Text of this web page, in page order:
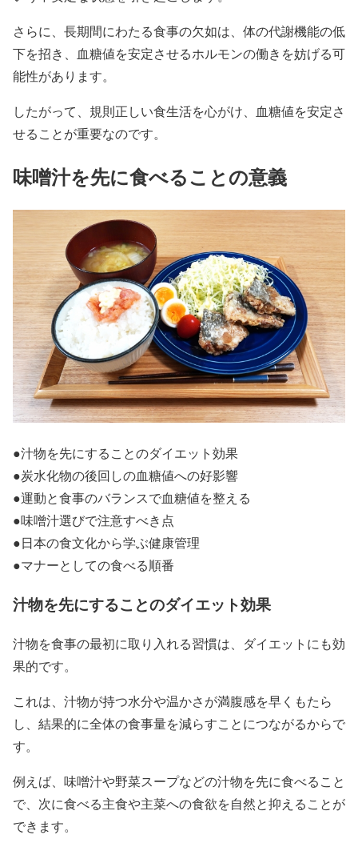
さらに、長期間にわたる食事の欠如は、体の代謝機能の低
下を招き、血糖値を安定させるホルモンの働きを妨げる可
能性があります。
したがって、規則正しい食生活を心がけ、血糖値を安定さ
せることが重要なのです。
味噌汁を先に食べることの意義
●汁物を先にすることのダイエット効果
●炭水化物の後回しの血糖値への好影響
●運動と食事のバランスで血糖値を整える
●味噌汁選びで注意すべき点
●日本の食文化から学ぶ健康管理
●マナーとしての食べる順番
汁物を先にすることのダイエット効果
汁物を食事の最初に取り入れる習慣は、ダイエットにも効
果的です。
これは、汁物が持つ水分や温かさが満腹感を早くもたら
し、結果的に全体の食事量を減らすことにつながるからで
す。
例えば、味噌汁や野菜スープなどの汁物を先に食べること
で、次に食べる主食や主菜への食欲を自然と抑えることが
できます。